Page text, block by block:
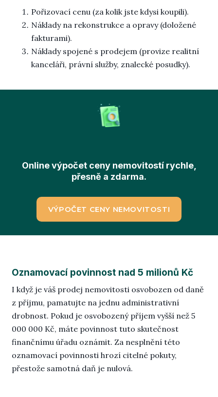
Pořizovací cenu (za kolik jste kdysi koupili).
Náklady na rekonstrukce a opravy (doložené
fakturami).
Náklady spojené s prodejem (provize realitní
kanceláři, právní služby, znalecké posudky).
Online výpočet ceny nemovitostí rychle,
přesně a zdarma.
VÝPOČET CENY NEMOVITOSTI
Oznamovací povinnost nad 5 milionů Kč
I když je váš prodej nemovitosti osvobozen od daně
z příjmu, pamatujte na jednu administrativní
drobnost. Pokud je osvobozený příjem vyšší než 5
000 000 Kč, máte povinnost tuto skutečnost
finančnímu úřadu oznámit. Za nesplnění této
oznamovací povinnosti hrozí citelné pokuty,
přestože samotná daň je nulová.